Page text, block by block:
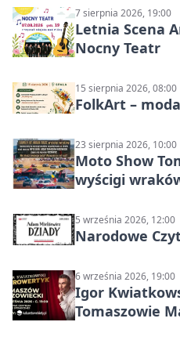
7 sierpnia 2026, 19:00
Letnia Scena
Nocny Teatr
15 sierpnia 2026, 08:00
FolkArt –
23 sierpnia 2026, 10:00
Moto Show
wyścigi
5 września 2026, 12:00
Narodowe
6 września 2026, 19:00
Igor
Tomaszowie